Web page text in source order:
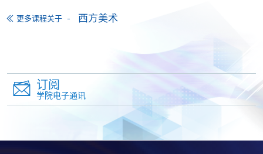
名程序，建议申请人亲身到学院报名中心报名，并避
除由学院裁定的特殊情况（例如课程因报名人数不足
而取消）之外，一切已缴费用概不退还。如获学院批
准退还款项，以现金、易办事、微信支付、支付宝、
支票或缴费灵（只限网上付款）方式缴交之款项，将
以支票退款；以信用卡缴交之款项，退款将直接退还
到支付款项时使用的信用卡户口。
更多课程关于 西方美术
订阅
学院电子通讯